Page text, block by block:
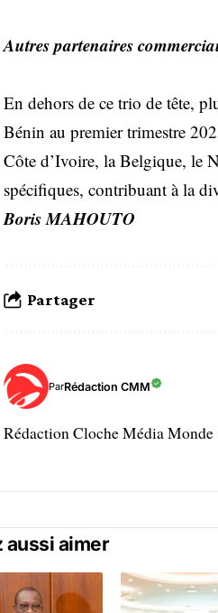
Autres partenaires
En dehors de ce trio de tête,
Bénin au premier trimestre
Côte d’Ivoire, la Belgique, le
spécifiques, contribuant à la
Boris MAHOUTO
Partager
ParRédaction CMM
Rédaction Cloche Média Monde
aussi aimer